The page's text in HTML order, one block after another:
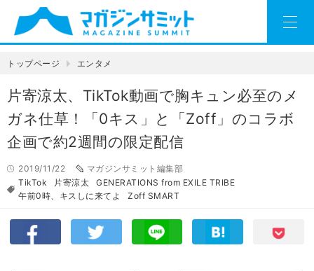
トップページ エンタメ
片寄涼太、TikTok動画で胸キュン必至のメ
ガネ仕草！「0キス」と「Zoff」のコラボ
企画で約2週間の限定配信
2019/11/22
マガジンサミット編集部
TikTok
片寄涼太
GENERATIONS from EXILE TRIBE
午前0時、キスしに来てよ
Zoff SMART